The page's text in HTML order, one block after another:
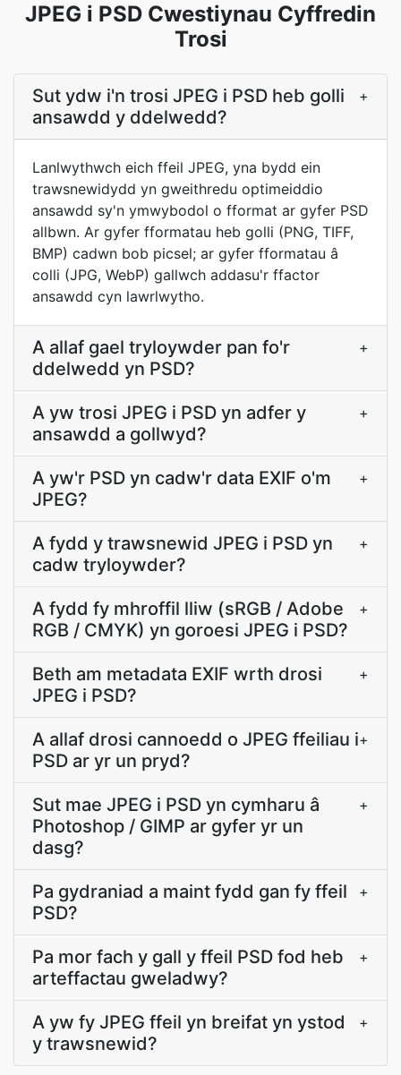
JPEG i PSD Cwestiynau Cyffredin
Trosi
Sut ydw i'n trosi JPEG i PSD heb golli
ansawdd y ddelwedd?
+
Lanlwythwch eich ffeil JPEG, yna bydd ein
trawsnewidydd yn gweithredu optimeiddio
ansawdd sy'n ymwybodol o fformat ar gyfer PSD
allbwn. Ar gyfer fformatau heb golli (PNG, TIFF,
BMP) cadwn bob picsel; ar gyfer fformatau â
colli (JPG, WebP) gallwch addasu'r ffactor
ansawdd cyn lawrlwytho.
A allaf gael tryloywder pan fo'r
ddelwedd yn PSD?
+
A yw trosi JPEG i PSD yn adfer y
ansawdd a gollwyd?
+
A yw'r PSD yn cadw'r data EXIF o'm
JPEG?
+
A fydd y trawsnewid JPEG i PSD yn
cadw tryloywder?
+
A fydd fy mhroffil lliw (sRGB / Adobe
RGB / CMYK) yn goroesi JPEG i PSD?
+
Beth am metadata EXIF wrth drosi
JPEG i PSD?
+
A allaf drosi cannoedd o JPEG ffeiliau i
PSD ar yr un pryd?
+
Sut mae JPEG i PSD yn cymharu â
Photoshop / GIMP ar gyfer yr un
dasg?
+
Pa gydraniad a maint fydd gan fy ffeil
PSD?
+
Pa mor fach y gall y ffeil PSD fod heb
arteffactau gweladwy?
+
A yw fy JPEG ffeil yn breifat yn ystod
y trawsnewid?
+